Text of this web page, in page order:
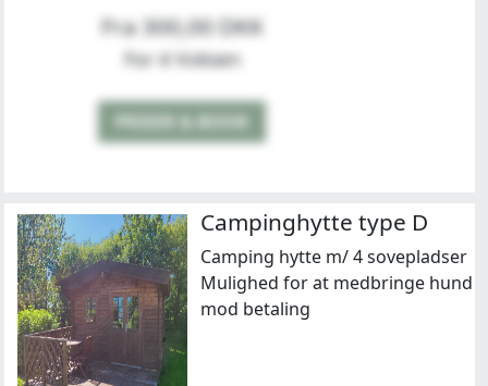
Fra 300,00 DKK
For 4 Voksen
PRISER & BOOK
Campinghytte type D
Camping hytte m/ 4 sovepladser
Mulighed for at medbringe hund
mod betaling